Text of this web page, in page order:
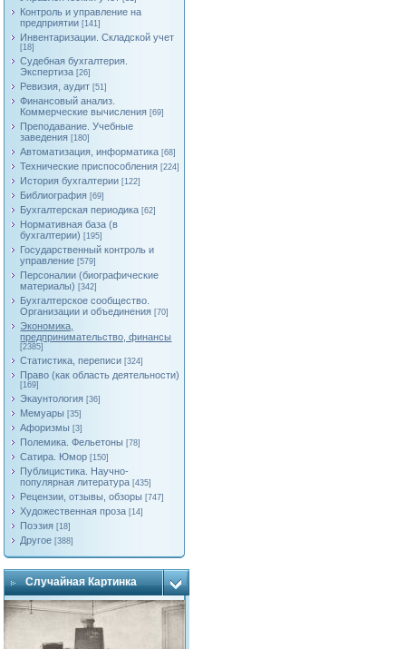
Контроль и управление на
предприятии [141]
Инвентаризации. Складской учет
[18]
Судебная бухгалтерия.
Экспертиза [26]
Ревизия, аудит [51]
Финансовый анализ.
Коммерческие вычисления [69]
Преподавание. Учебные
заведения [180]
Автоматизация, информатика [68]
Технические приспособления [224]
История бухгалтерии [122]
Библиография [69]
Бухгалтерская периодика [62]
Нормативная база (в
бухгалтерии) [195]
Государственный контроль и
управление [579]
Персоналии (биографические
материалы) [342]
Бухгалтерское сообщество.
Организации и объединения [70]
Экономика,
предпринимательство, финансы
[2385]
Статистика, переписи [324]
Право (как область деятельности)
[169]
Экаунтология [36]
Мемуары [35]
Афоризмы [3]
Полемика. Фельетоны [78]
Сатира. Юмор [150]
Публицистика. Научно-
популярная литература [435]
Рецензии, отзывы, обзоры [747]
Художественная проза [14]
Поэзия [18]
Другое [388]
Случайная Картинка